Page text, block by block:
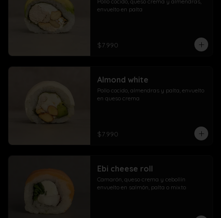
envuelto en palta
$7.990
Almond white
Pollo cocido, almendras y palta, envuelto
en queso crema
$7.990
Ebi cheese roll
Camarón, queso crema y cebollín
envuelto en salmón, palta o mixto